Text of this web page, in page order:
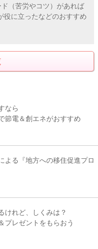
（苦労やコツ）があれば
役に立ったなどのおすすめ
なら
節電＆創エネがおすすめ
よる『地方への移住促進プロ
けれど、しくみは？
プレゼントをもらおう